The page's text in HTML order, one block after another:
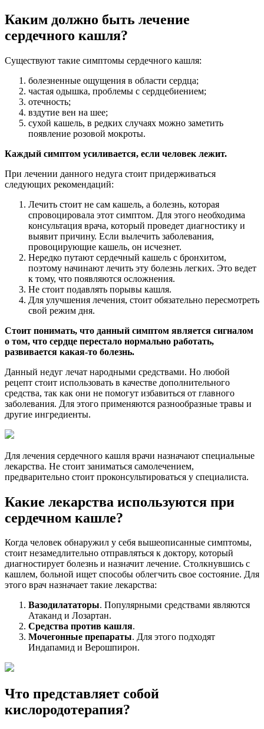
Каким должно быть лечение
сердечного кашля?
Существуют такие симптомы сердечного кашля:
болезненные ощущения в области сердца;
частая одышка, проблемы с сердцебиением;
отечность;
вздутие вен на шее;
сухой кашель, в редких случаях можно заметить
появление розовой мокроты.
Каждый симптом усиливается, если человек лежит.
При лечении данного недуга стоит придерживаться
следующих рекомендаций:
Лечить стоит не сам кашель, а болезнь, которая
спровоцировала этот симптом. Для этого необходима
консультация врача, который проведет диагностику и
выявит причину. Если вылечить заболевания,
провоцирующие кашель, он исчезнет.
Нередко путают сердечный кашель с бронхитом,
поэтому начинают лечить эту болезнь легких. Это ведет
к тому, что появляются осложнения.
Не стоит подавлять порывы кашля.
Для улучшения лечения, стоит обязательно пересмотреть
свой режим дня.
Стоит понимать, что данный симптом является сигналом
о том, что сердце перестало нормально работать,
развивается какая-то болезнь.
Данный недуг лечат народными средствами. Но любой
рецепт стоит использовать в качестве дополнительного
средства, так как они не помогут избавиться от главного
заболевания. Для этого применяются разнообразные травы и
другие ингредиенты.
Для лечения сердечного кашля врачи назначают специальные
лекарства. Не стоит заниматься самолечением,
предварительно стоит проконсультироваться у специалиста.
Какие лекарства используются при
сердечном кашле?
Когда человек обнаружил у себя вышеописанные симптомы,
стоит незамедлительно отправляться к доктору, который
диагностирует болезнь и назначит лечение. Столкнувшись с
кашлем, больной ищет способы облегчить свое состояние. Для
этого врач назначает такие лекарства:
Вазодилататоры. Популярными средствами являются
Атаканд и Лозартан.
Средства против кашля.
Мочегонные препараты. Для этого подходят
Индапамид и Верошпирон.
Что представляет собой
кислородотерапия?